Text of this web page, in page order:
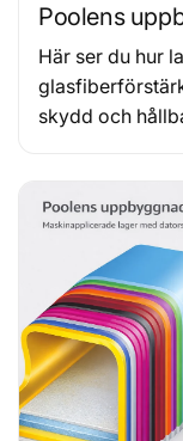
Poolens
Här ser du hur
skydd och